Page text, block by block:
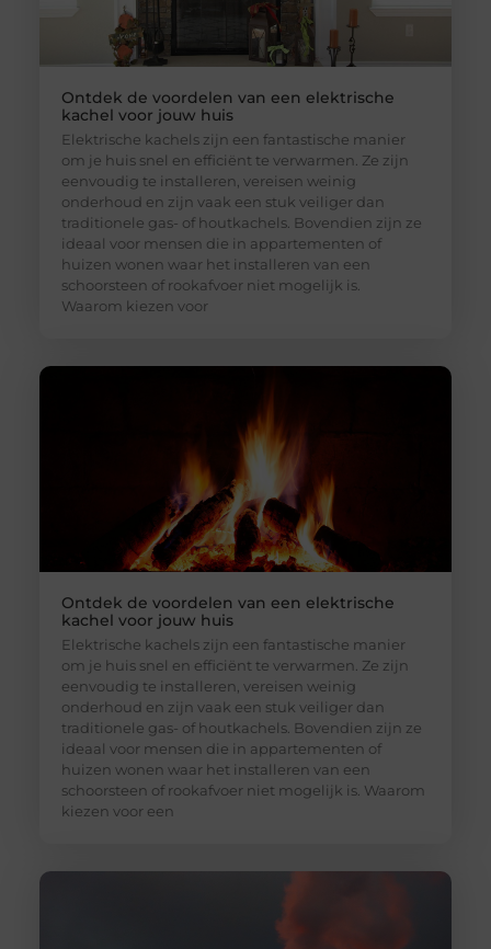
Ontdek de voordelen van een elektrische
kachel voor jouw huis
Elektrische kachels zijn een fantastische manier
om je huis snel en efficiënt te verwarmen. Ze zijn
eenvoudig te installeren, vereisen weinig
onderhoud en zijn vaak een stuk veiliger dan
traditionele gas- of houtkachels. Bovendien zijn ze
ideaal voor mensen die in appartementen of
huizen wonen waar het installeren van een
schoorsteen of rookafvoer niet mogelijk is.
Waarom kiezen voor
Ontdek de voordelen van een elektrische
kachel voor jouw huis
Elektrische kachels zijn een fantastische manier
om je huis snel en efficiënt te verwarmen. Ze zijn
eenvoudig te installeren, vereisen weinig
onderhoud en zijn vaak een stuk veiliger dan
traditionele gas- of houtkachels. Bovendien zijn ze
ideaal voor mensen die in appartementen of
huizen wonen waar het installeren van een
schoorsteen of rookafvoer niet mogelijk is. Waarom
kiezen voor een